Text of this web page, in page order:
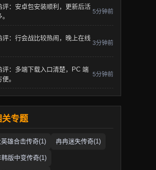
评：安卓包安装顺利，更新后活
5分钟前
评：行会战比较热闹，晚上在线
3分钟前
评：多端下载入口清楚，PC 端
。
5分钟前
关专题
雄合击传奇(1) 冉冉迷失传奇(1)
韩版中变传奇(1)